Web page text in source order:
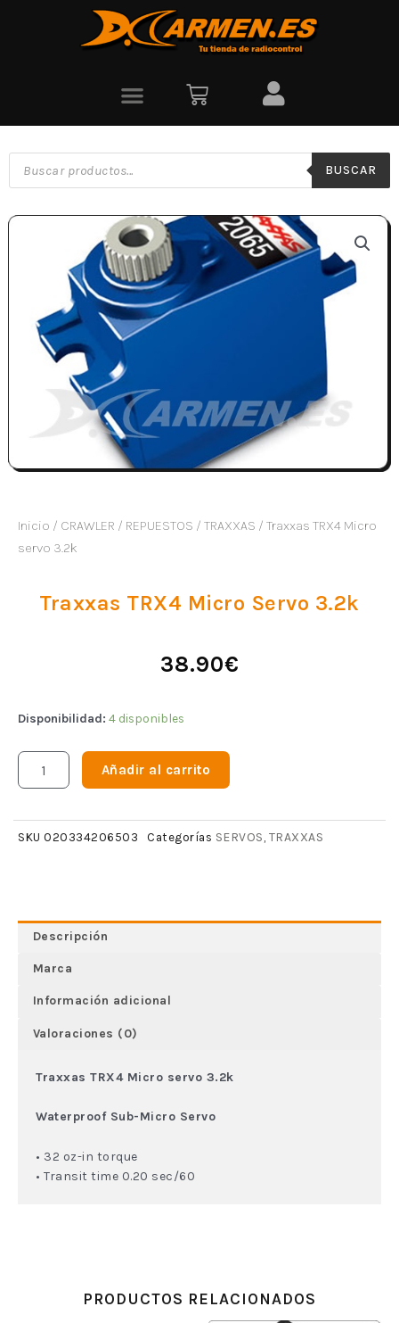
BUSCAR
Inicio / CRAWLER / REPUESTOS / TRAXXAS / Traxxas TRX4 Micro
servo 3.2k
Traxxas TRX4 Micro Servo 3.2k
38.90€
Disponibilidad: 4 disponibles
Añadir al carrito
SKU 020334206503 Categorías SERVOS , TRAXXAS
Descripción
Marca
Información adicional
Valoraciones (0)
Traxxas TRX4 Micro servo 3.2k
Waterproof Sub-Micro Servo
• 32 oz-in torque
• Transit time 0.20 sec/60
PRODUCTOS RELACIONADOS